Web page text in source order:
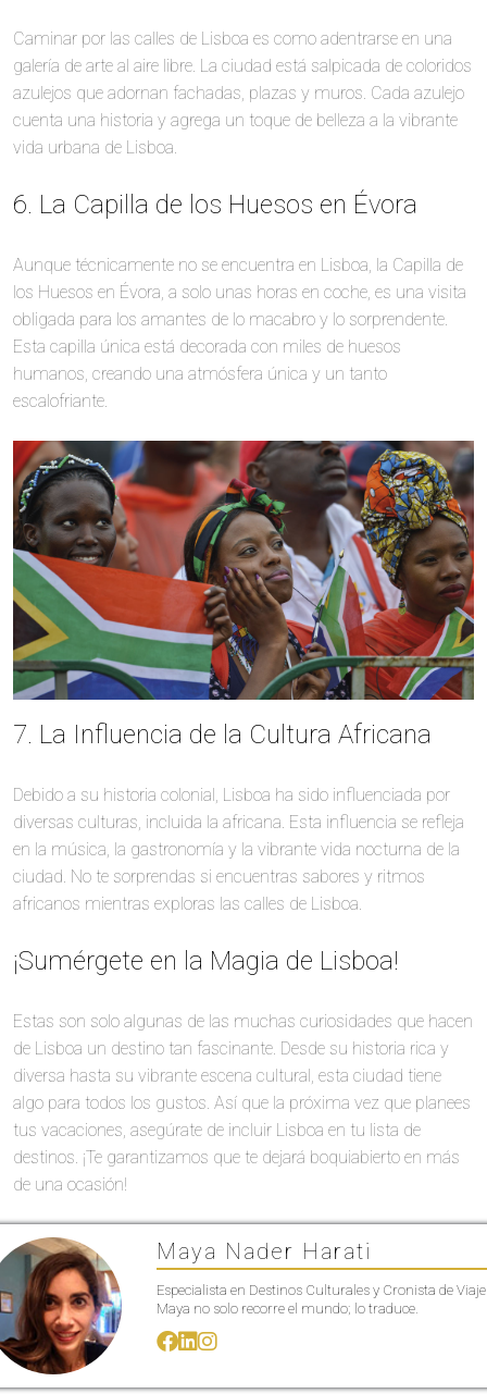
Caminar por las calles de Lisboa es como adentrarse en una
galería de arte al aire libre. La ciudad está salpicada de coloridos
azulejos que adornan fachadas, plazas y muros. Cada azulejo
cuenta una historia y agrega un toque de belleza a la vibrante
vida urbana de Lisboa.
6. La Capilla de los Huesos en Évora
Aunque técnicamente no se encuentra en Lisboa, la Capilla de
los Huesos en Évora, a solo unas horas en coche, es una visita
obligada para los amantes de lo macabro y lo sorprendente.
Esta capilla única está decorada con miles de huesos
humanos, creando una atmósfera única y un tanto
escalofriante.
7. La Influencia de la Cultura Africana
Debido a su historia colonial, Lisboa ha sido influenciada por
diversas culturas, incluida la africana. Esta influencia se refleja
en la música, la gastronomía y la vibrante vida nocturna de la
ciudad. No te sorprendas si encuentras sabores y ritmos
africanos mientras exploras las calles de Lisboa.
¡Sumérgete en la Magia de Lisboa!
Estas son solo algunas de las muchas curiosidades que hacen
de Lisboa un destino tan fascinante. Desde su historia rica y
diversa hasta su vibrante escena cultural, esta ciudad tiene
algo para todos los gustos. Así que la próxima vez que planees
tus vacaciones, asegúrate de incluir Lisboa en tu lista de
destinos. ¡Te garantizamos que te dejará boquiabierto en más
de una ocasión!
Maya Nader Harati
Especialista en Destinos Culturales y Cronista de
Maya no solo recorre el mundo; lo traduce.